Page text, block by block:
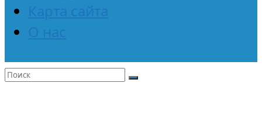
Карта сайта
О нас